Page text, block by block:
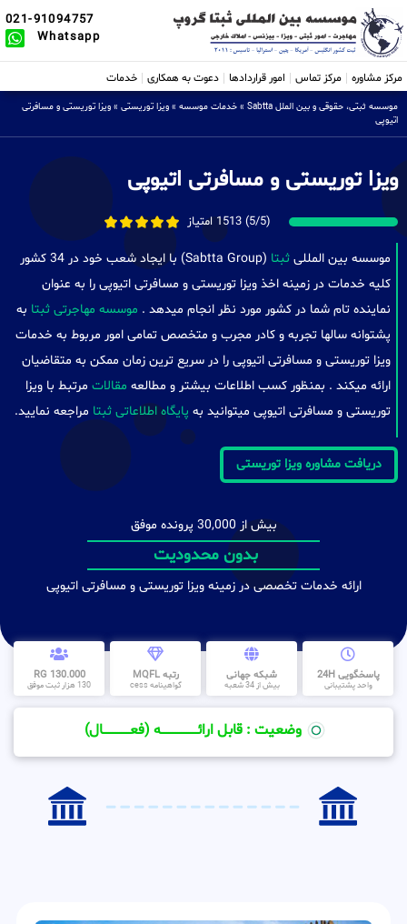
021-91094757
Whatsapp
مرکز مشاوره مرکز تماس امور قراردادها دعوت به همکاری خدمات
موسسه ثبتی، حقوقی و بین الملل Sabtta » خدمات موسسه » ویزا توریستی » ویزا توریستی و مسافرتی
اتیوپی
ویزا توریستی و مسافرتی اتیوپی
(5/5) 1513 امتیاز
موسسه بین المللی ثبتا
(Sabtta Group) با ایجاد شعب خود در 34 کشور
کلیه خدمات در زمینه اخذ ویزا توریستی و مسافرتی اتیوپی را به عنوان
نماینده تام شما در کشور مورد نظر انجام میدهد . موسسه مهاجرتی ثبتا به
پشتوانه سالها تجربه و کادر مجرب و متخصص تمامی امور مربوط به خدمات
ویزا توریستی و مسافرتی اتیوپی را در سریع ترین زمان ممکن به متقاضیان
ارائه میکند . بمنظور کسب اطلاعات بیشتر و مطالعه مقالات مرتبط با ویزا
توریستی و مسافرتی اتیوپی میتوانید به پایگاه اطلاعاتی ثبتا مراجعه نمایید.
دریافت مشاوره ویزا توریستی
بیش از 30,000 پرونده موفق
بدون محدودیت
مشاوره تخصصی ویزا توریستی
ارائه خدمات تخصصی در زمینه ویزا توریستی و مسافرتی اتیوپی
پاسخگویی 24H
واحد پشتیبانی
شبکه جهانی
بیش از 34 شعبه
رتبه MQFL
گواهینامه cess
130.000 RG
130 هزار ثبت موفق
وضعیت : قابل ارائــــــــــــــــــــه (فعـــــــــــــــال)